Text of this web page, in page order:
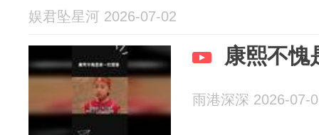
娱君坠星河 2026-07-02
康熙不愧
雨港深深 2026-07-